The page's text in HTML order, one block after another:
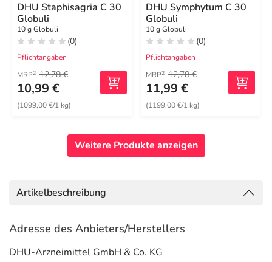
DHU Staphisagria C 30
Globuli
10 g Globuli
(0)
Pflichtangaben
MRP2 12,78 €
10,99 €
(1099,00 €/1 kg)
DHU Symphytum C 30
Globuli
10 g Globuli
(0)
Pflichtangaben
MRP2 12,78 €
11,99 €
(1199,00 €/1 kg)
Weitere Produkte anzeigen
Artikelbeschreibung
Adresse des Anbieters/Herstellers
DHU-Arzneimittel GmbH & Co. KG